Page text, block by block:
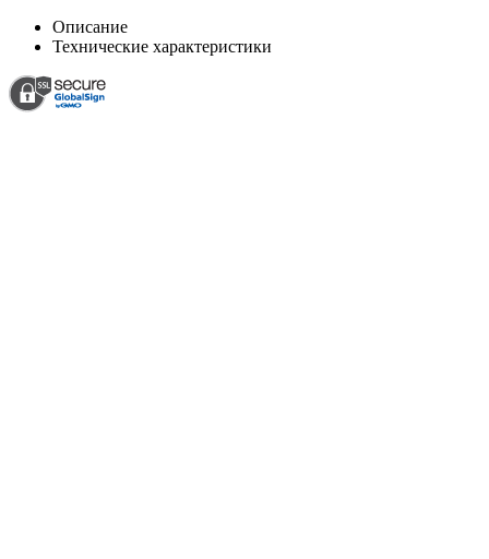
Описание
Технические характеристики